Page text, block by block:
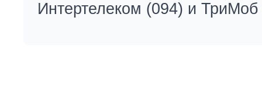
Интертелеком (094) и ТриМоб